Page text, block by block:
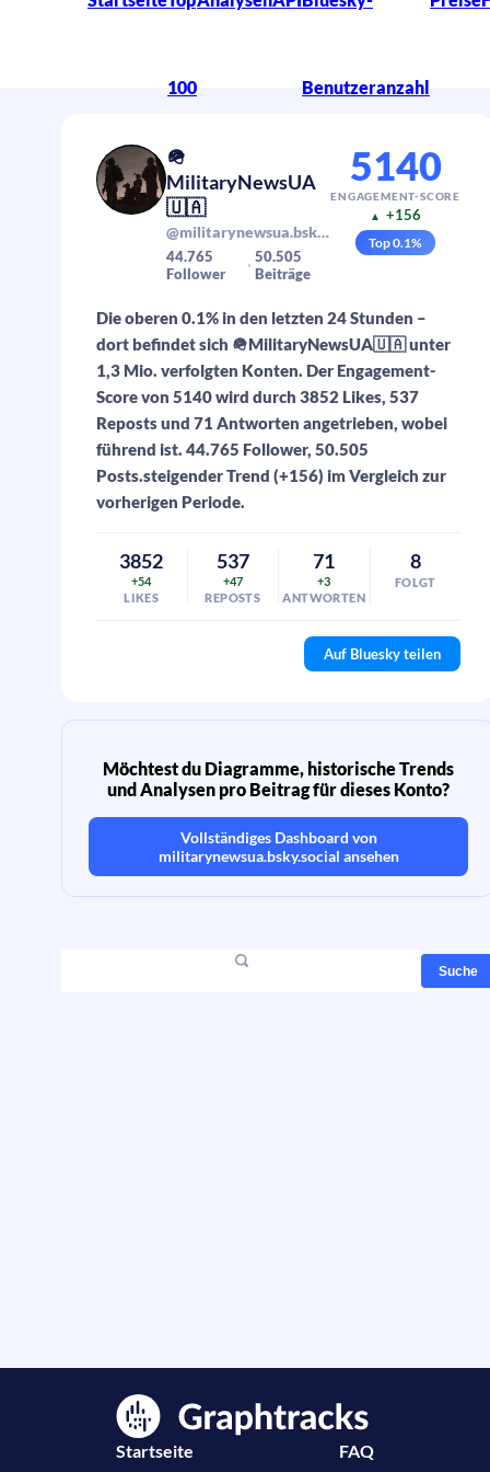
100 Benutzeranzahl
🪖
MilitaryNewsUA
🇺🇦
@militarynewsua.bsky.social
44.765
Follower
50.505
Beiträge
5140
ENGAGEMENT-SCORE
▲ +156
Top0.1%
Die oberen 0.1% in den letzten 24 Stunden –
dort befindet sich 🪖MilitaryNewsUA🇺🇦 unter
1,3 Mio. verfolgten Konten. Der Engagement-
Score von 5140 wird durch 3852 Likes, 537
Reposts und 71 Antworten angetrieben, wobei
führend ist. 44.765 Follower, 50.505
Posts.steigender Trend (+156) im Vergleich zur
vorherigen Periode.
3852
+54
LIKES
537
+47
REPOSTS
71
+3
ANTWORTEN
8
FOLGT
Auf Bluesky teilen
Möchtest du Diagramme, historische Trends
und Analysen pro Beitrag für dieses Konto?
Vollständiges Dashboard von
militarynewsua.bsky.social ansehen
Suche
Startseite
FAQ